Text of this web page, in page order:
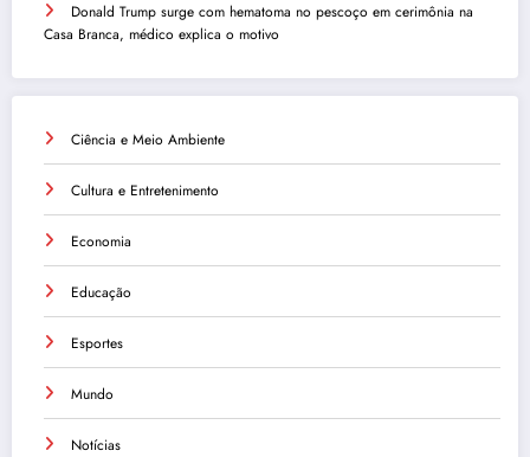
Donald Trump surge com hematoma no pescoço em cerimônia na
Casa Branca, médico explica o motivo
Ciência e Meio Ambiente
Cultura e Entretenimento
Economia
Educação
Esportes
Mundo
Notícias